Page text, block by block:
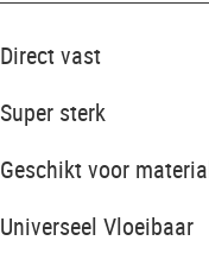
Direct vast
Super sterk
Geschikt voor
Universeel Vloeibaar